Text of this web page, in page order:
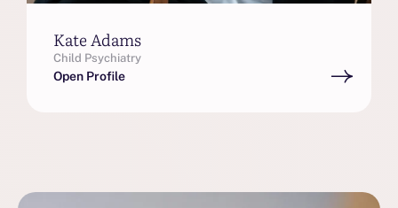
Kate Adams
Child Psychiatry
Open Profile